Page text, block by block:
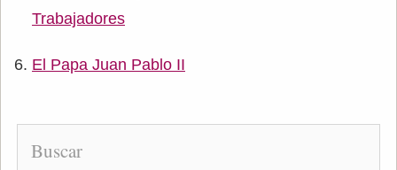
Trabajadores
El Papa Juan Pablo II
Buscar